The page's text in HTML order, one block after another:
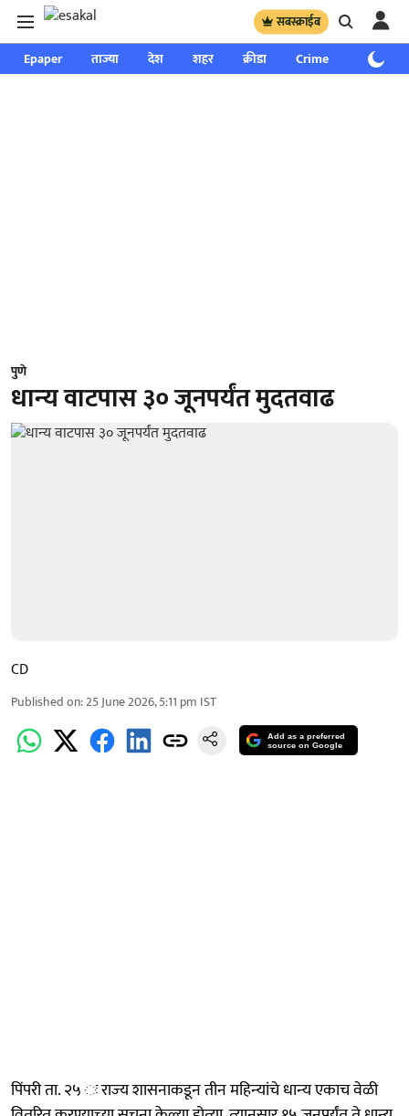
सबस्क्राईब
Epaper ताज्या देश शहर क्रीडा Crime साप्ताहिक
पुणे
धान्‍य वाटपास ३० जूनपर्यंत मुदतवाढ
CD
Published on:25 June 2026, 5:11 pm IST
Add as a preferred
source on Google
पिंपरी ता. २५ ः राज्‍य शासनाकडून तीन महिन्‍यांचे धान्‍य एकाच वेळी